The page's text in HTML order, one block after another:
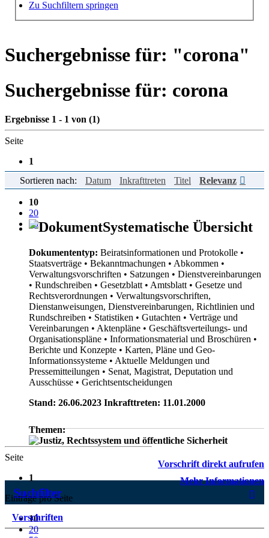
Zu Suchfiltern springen
Suchergebnisse für: "corona"
Suchergebnisse für: corona
Ergebnisse 1 - 1 von (1)
Seite
1
Einträge pro Seite
10
20
50
Sortieren nach: Datum Inkrafttreten Titel Relevanz
Systematische Übersicht
Dokumententyp: Beiratsinformationen und Protokolle •
Staatsverträge • Bekanntmachungen • Abkommen •
Verwaltungsvorschriften • Satzungen • Dienstvereinbarungen
• Rundschreiben • Gesetzblatt • Amtsblatt • Gesetze und
Rechtsverordnungen • Verwaltungsvorschriften,
Dienstanweisungen, Dienstvereinbarungen, Richtlinien und
Rundschreiben • Statistiken • Gutachten • Verträge und
Vereinbarungen • Aktenpläne • Geschäftsverteilungs- und
Organisationspläne • Informationsmaterial und Broschüren •
Berichte und Konzepte • Karten, Pläne und Geo-
Informationssysteme • Aktuelle Meldungen und
Pressemitteilungen • Senat, Magistrat, Deputation und
Ausschüsse • Gerichtsentscheidungen
Stand: 26.06.2023 Inkrafttreten: 11.01.2000
Themen:
Vorschrift direkt aufrufen
Mehr Informationen
Seite
1
Einträge pro Seite
10
20
Suchfilter
Vorschriften